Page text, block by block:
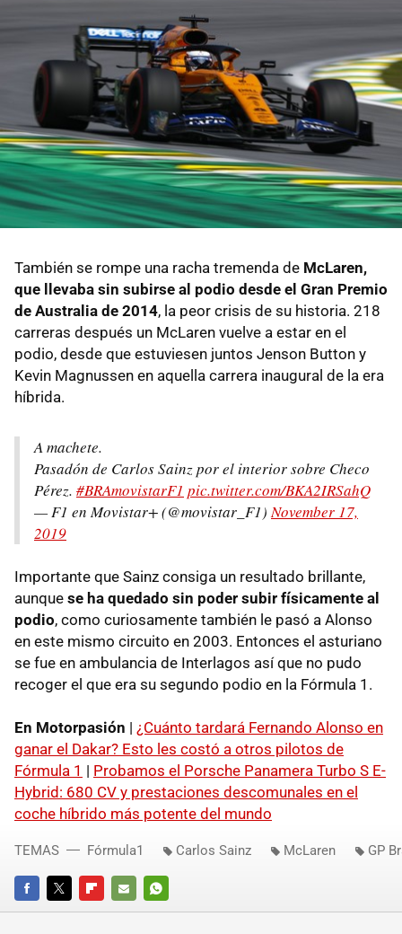
También se rompe una racha tremenda de McLaren,
que llevaba sin subirse al podio desde el Gran Premio
de Australia de 2014, la peor crisis de su historia. 218
carreras después un McLaren vuelve a estar en el
podio, desde que estuviesen juntos Jenson Button y
Kevin Magnussen en aquella carrera inaugural de la era
híbrida.
A machete.
Pasadón de Carlos Sainz por el interior sobre Checo
Pérez. #BRAmovistarF1 pic.twitter.com/BKA2IRSahQ
— F1 en Movistar+ (@movistar_F1) November 17,
2019
Importante que Sainz consiga un resultado brillante,
aunque se ha quedado sin poder subir físicamente al
podio, como curiosamente también le pasó a Alonso
en este mismo circuito en 2003. Entonces el asturiano
se fue en ambulancia de Interlagos así que no pudo
recoger el que era su segundo podio en la Fórmula 1.
En Motorpasión | ¿Cuánto tardará Fernando Alonso en
ganar el Dakar? Esto les costó a otros pilotos de
Fórmula 1 | Probamos el Porsche Panamera Turbo S E-
Hybrid: 680 CV y prestaciones descomunales en el
coche híbrido más potente del mundo
FACEBOOKTWITTERFLIPBOARD
E-
WHATSAPP
TEMAS Fórmula1 Carlos Sainz McLaren GP